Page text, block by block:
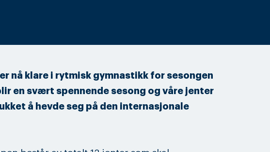
nå klare i rytmisk gymnastikk for sesongen
en svært spennende sesong og våre jenter
å hevde seg på den internasjonale